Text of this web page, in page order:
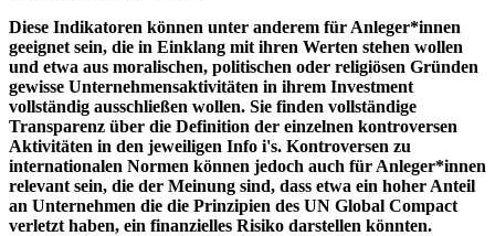
Diese Indikatoren können unter anderem für Anleger*innen
geeignet sein, die in Einklang mit ihren Werten stehen wollen
und etwa aus moralischen, politischen oder religiösen Gründen
gewisse Unternehmensaktivitäten in ihrem Investment
vollständig ausschließen wollen. Sie finden vollständige
Transparenz über die Definition der einzelnen kontroversen
Aktivitäten in den jeweiligen Info i's. Kontroversen zu
internationalen Normen können jedoch auch für Anleger*innen
relevant sein, die der Meinung sind, dass etwa ein hoher Anteil
an Unternehmen die die Prinzipien des UN Global Compact
verletzt haben, ein finanzielles Risiko darstellen könnten.